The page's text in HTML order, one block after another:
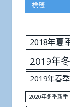
標籤
2018年夏
2019年
2019年春
2020年冬季新番